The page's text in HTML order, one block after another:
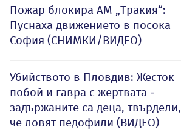
Пожар блокира АМ „Тракия“:
Пуснаха движението в посока
София (СНИМКИ/ВИДЕО)
Убийството в Пловдив: Жесток
побой и гавра с жертвата -
задържаните са деца, твърдели,
че ловят педофили (ВИДЕО)